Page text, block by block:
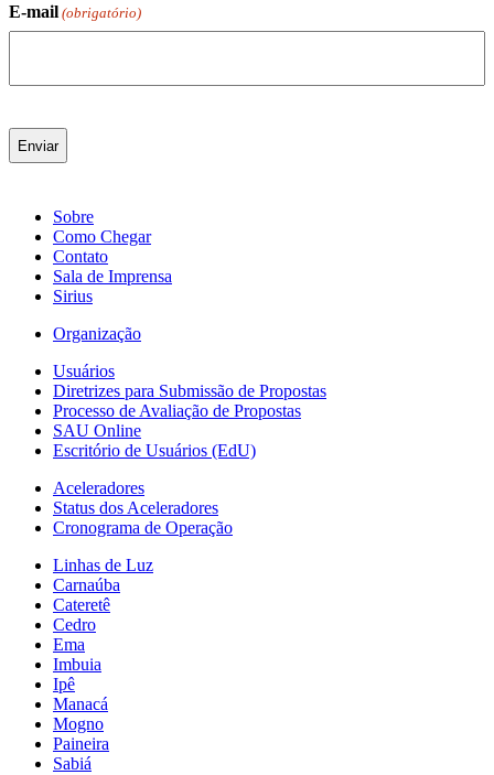
E-mail (obrigatório)
Sobre
Como Chegar
Contato
Sala de Imprensa
Sirius
Organização
Usuários
Diretrizes para Submissão de Propostas
Processo de Avaliação de Propostas
SAU Online
Escritório de Usuários (EdU)
Aceleradores
Status dos Aceleradores
Cronograma de Operação
Linhas de Luz
Carnaúba
Cateretê
Cedro
Ema
Imbuia
Ipê
Manacá
Mogno
Paineira
Sabiá